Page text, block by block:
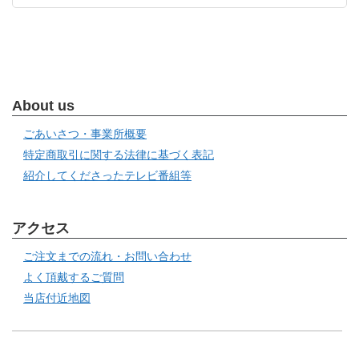
About us
ごあいさつ・事業所概要
特定商取引に関する法律に基づく表記
紹介してくださったテレビ番組等
アクセス
ご注文までの流れ・お問い合わせ
よく頂戴するご質問
当店付近地図